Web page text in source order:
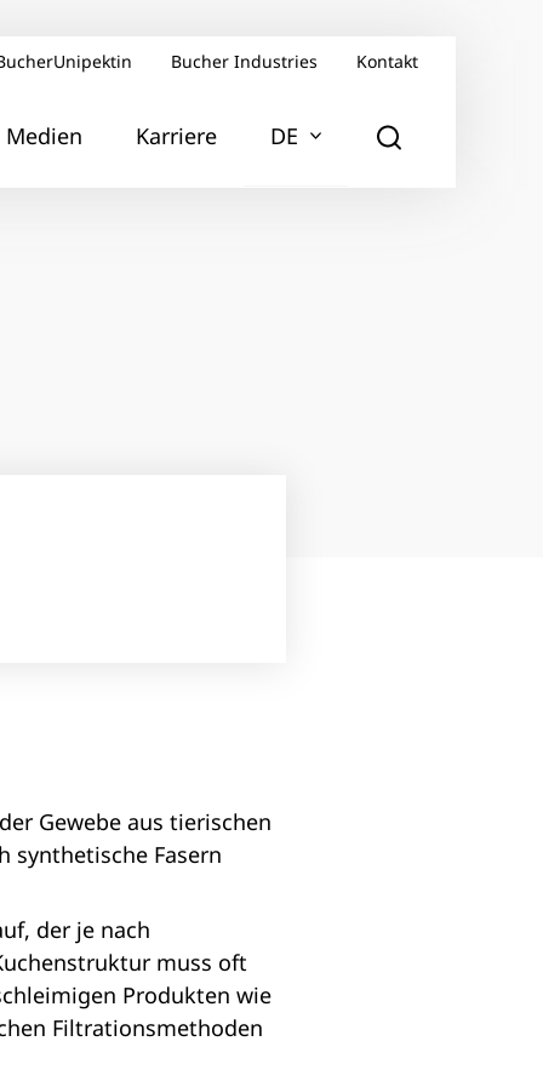
Bucher Industries Kontakt
Medien Karriere DE
Gewebe aus tierischen
synthetische Fasern
der je nach
muss oft
Produkten wie
Filtrationsmethoden